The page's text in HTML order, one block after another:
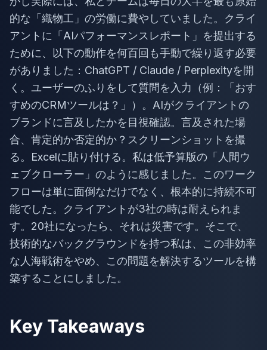
的な「織物工」の労働に費やしていました。クライ
アントに「AIパフォーマンスレポート」を提出する
ために、以下の動作を何百回も手動で繰り返す必要
がありました：ChatGPT / Claude / Perplexityを開
く。ユーザーのふりをして質問を入力（例：「おす
すめのCRMツールは？」）。AIがクライアントの
ブランドに言及したかを目視確認。言及された場
合、肯定的か否定的か？スクリーンショットを撮
る。Excelに貼り付ける。私は低予算版の「人間ウ
ェブクローラー」のように感じました。このワーク
フローは単に面倒なだけでなく、根本的に持続不可
能でした。クライアントが3社の時は耐えられま
す。20社になったら、それは災害です。そこで、
技術的なバックグラウンドを持つ私は、この非効率
な人海戦術をやめ、この問題を解決するツールを構
築することにしました。
Key Takeaways